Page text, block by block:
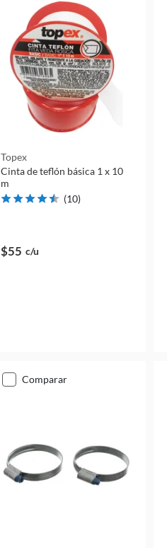
Topex
Cinta de teflón básica 1 x 10
m
(10)
$55 c/u
comparar